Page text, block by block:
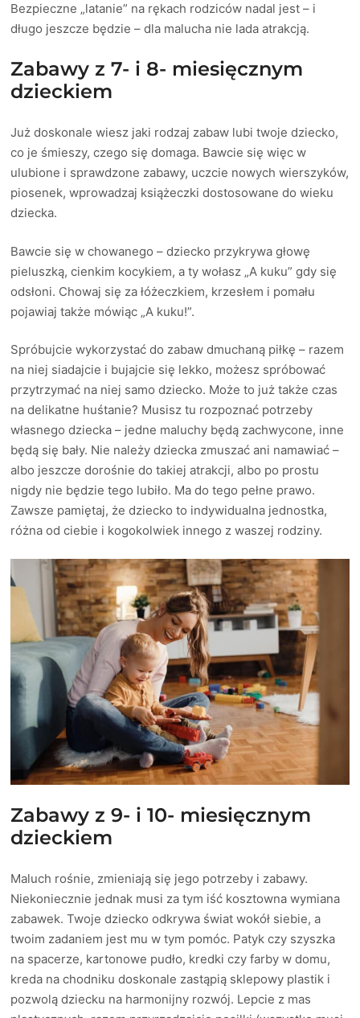
Bezpieczne „latanie” na rękach rodziców nadal jest – i
długo jeszcze będzie – dla malucha nie lada atrakcją.
Zabawy z 7- i 8- miesięcznym
dzieckiem
Już doskonale wiesz jaki rodzaj zabaw lubi twoje dziecko,
co je śmieszy, czego się domaga. Bawcie się więc w
ulubione i sprawdzone zabawy, uczcie nowych wierszyków,
piosenek, wprowadzaj książeczki dostosowane do wieku
dziecka.
Bawcie się w chowanego – dziecko przykrywa głowę
pieluszką, cienkim kocykiem, a ty wołasz „A kuku” gdy się
odsłoni. Chowaj się za łóżeczkiem, krzesłem i pomału
pojawiaj także mówiąc „A kuku!”.
Spróbujcie wykorzystać do zabaw dmuchaną piłkę – razem
na niej siadajcie i bujajcie się lekko, możesz spróbować
przytrzymać na niej samo dziecko. Może to już także czas
na delikatne huśtanie? Musisz tu rozpoznać potrzeby
własnego dziecka – jedne maluchy będą zachwycone, inne
będą się bały. Nie należy dziecka zmuszać ani namawiać –
albo jeszcze dorośnie do takiej atrakcji, albo po prostu
nigdy nie będzie tego lubiło. Ma do tego pełne prawo.
Zawsze pamiętaj, że dziecko to indywidualna jednostka,
różna od ciebie i kogokolwiek innego z waszej rodziny.
Zabawy z 9- i 10- miesięcznym
dzieckiem
Maluch rośnie, zmieniają się jego potrzeby i zabawy.
Niekoniecznie jednak musi za tym iść kosztowna wymiana
zabawek. Twoje dziecko odkrywa świat wokół siebie, a
twoim zadaniem jest mu w tym pomóc. Patyk czy szyszka
na spacerze, kartonowe pudło, kredki czy farby w domu,
kreda na chodniku doskonale zastąpią sklepowy plastik i
pozwolą dziecku na harmonijny rozwój. Lepcie z mas